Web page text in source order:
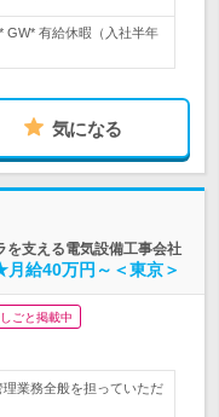
有給休暇（入社半年
気になる
を支える電気設備工事会社
給40万円～＜東京＞
ごと掲載中
業務全般を担っていただ